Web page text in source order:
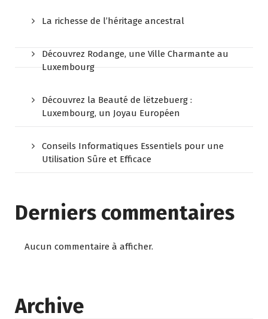
La richesse de l’héritage ancestral
Découvrez Rodange, une Ville Charmante au
Luxembourg
Découvrez la Beauté de lëtzebuerg :
Luxembourg, un Joyau Européen
Conseils Informatiques Essentiels pour une
Utilisation Sûre et Efficace
Derniers commentaires
Aucun commentaire à afficher.
Archive